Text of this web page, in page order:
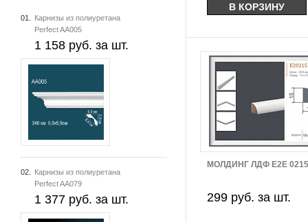
01.
Карнизы из полиуретана
Perfect AA005
1 158 руб. за шт.
02.
Карнизы из полиуретана
Perfect AA079
1 377 руб. за шт.
МОЛДИНГ ЛДФ E2E 0215
299 руб. за шт.